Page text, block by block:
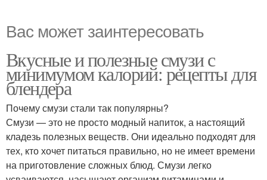
Вас может заинтересовать
Вкусные и полезные смузи с
минимумом калорий: рецепты для
блендера
Почему смузи стали так популярны?
Смузи — это не просто модный напиток, а настоящий
кладезь полезных веществ. Они идеально подходят для
тех, кто хочет питаться правильно, но не имеет времени
на приготовление сложных блюд. Смузи легко